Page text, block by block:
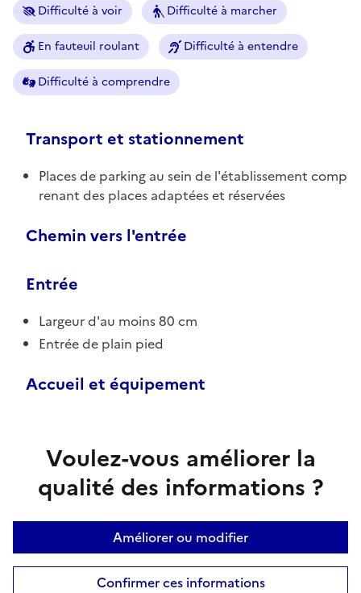
Difficulté à voir Difficulté à marcher
En fauteuil roulant Difficulté à entendre
Difficulté à comprendre
Transport et stationnement
Places de parking au sein de l'établissement comp
renant des places adaptées et réservées
Chemin vers l'entrée
Entrée
Largeur d'au moins 80 cm
Entrée de plain pied
Accueil et équipement
Voulez-vous améliorer la
qualité des informations ?
Améliorer ou modifier
Confirmer ces informations